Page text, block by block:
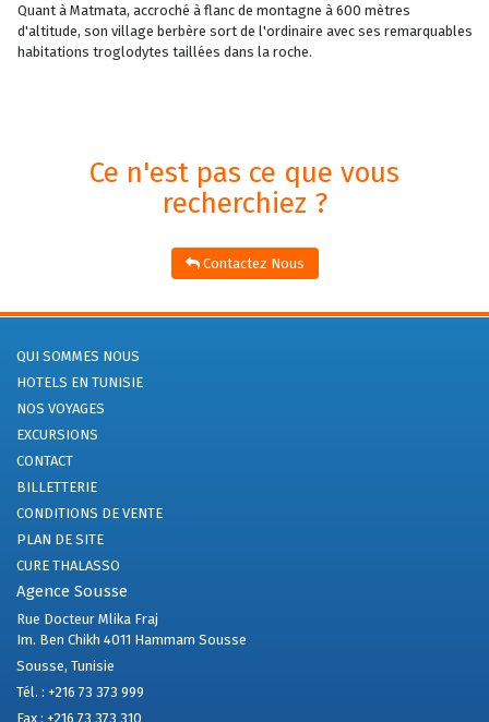
Quant à Matmata, accroché à flanc de montagne à 600 mètres
d'altitude, son village berbère sort de l'ordinaire avec ses remarquables
habitations troglodytes taillées dans la roche.
Ce n'est pas ce que vous
recherchiez ?
Contactez Nous
QUI SOMMES NOUS
HOTELS EN TUNISIE
NOS VOYAGES
EXCURSIONS
CONTACT
BILLETTERIE
CONDITIONS DE VENTE
PLAN DE SITE
CURE THALASSO
Agence Sousse
Rue Docteur Mlika Fraj
Im. Ben Chikh 4011 Hammam Sousse
Sousse, Tunisie
Tél. : +216 73 373 999
Fax : +216 73 373 310